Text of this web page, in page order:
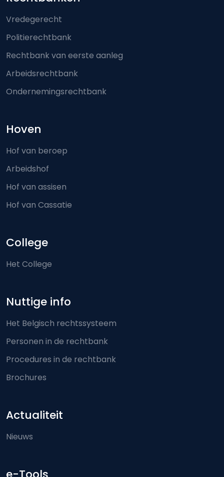
Vredegerecht
Politierechtbank
Rechtbank van eerste aanleg
Arbeidsrechtbank
Ondernemingsrechtbank
Hoven
Hof van beroep
Arbeidshof
Hof van assisen
Hof van Cassatie
College
Het College
Nuttige info
Het Belgisch rechtssysteem
Personen in de rechtbank
Procedures in de rechtbank
Brochures
Actualiteit
Nieuws